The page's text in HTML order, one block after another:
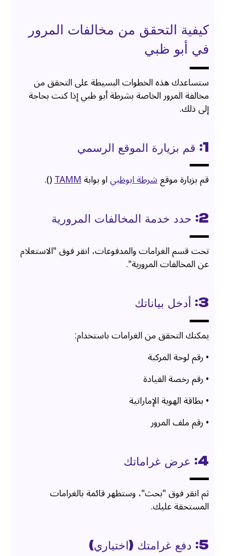
كيفية التحقق من مخالفات المرور
في أبو ظبي
ستساعدك هذه الخطوات البسيطة على التحقق من
مخالفة المرور الخاصة بشرطة أبو ظبي إذا كنت بحاجة
إلى ذلك.
1: قم بزيارة الموقع الرسمي
قم بزيارة موقعشرطة ابوظبياو بوابةTAMM
().
2: حدد خدمة المخالفات المرورية
تحت قسم الغرامات والمدفوعات، انقر فوق "الاستعلام
عن المخالفات المرورية".
3: أدخل بياناتك
يمكنك التحقق من الغرامات باستخدام:
• رقم لوحة المركبة
• رقم رخصة القيادة
• بطاقة الهوية الإماراتية
• رقم ملف المرور
4: عرض غراماتك
ثم انقر فوق "بحث"، وستظهر قائمة بالغرامات
المستحقة عليك.
5: دفع غرامتك (اختياري)